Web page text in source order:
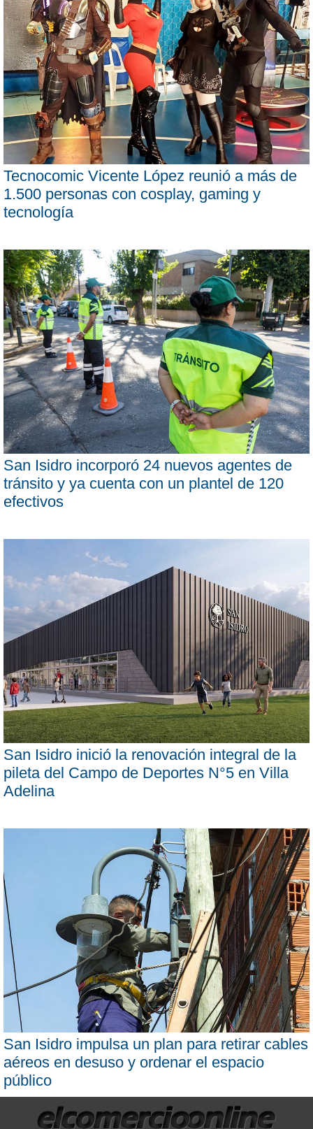
Tecnocomic Vicente López reunió a más de
1.500 personas con cosplay, gaming y
tecnología
San Isidro incorporó 24 nuevos agentes de
tránsito y ya cuenta con un plantel de 120
efectivos
San Isidro inició la renovación integral de la
pileta del Campo de Deportes N°5 en Villa
Adelina
San Isidro impulsa un plan para retirar cables
aéreos en desuso y ordenar el espacio
público